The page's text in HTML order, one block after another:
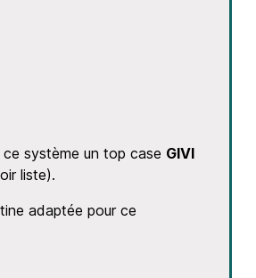
système un top case GIVI
liste).
adaptée pour ce